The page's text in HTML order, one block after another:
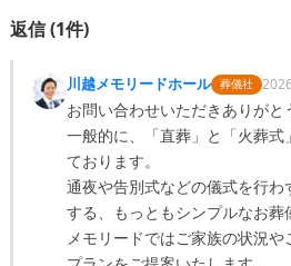
返信 (1件)
川越メモリードホール 葬儀社
お問い合わせいただきありがと
一般的に、「直葬」と「火葬
ております。
通夜や告別式などの儀式を行
する、もっともシンプルなお葬
メモリードではご家族の状況